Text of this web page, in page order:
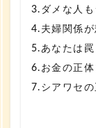
3.ダメな人も
4.夫婦関係が
5.あなたは罠
6.お金の正
7.シアワセ